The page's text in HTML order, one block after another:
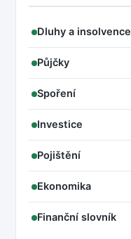
Dluhy a insolvence
Půjčky
Spoření
Investice
Pojištění
Ekonomika
Finanční slovník